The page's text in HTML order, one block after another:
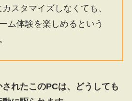
スタマイズしなくても、
ム体験を楽しめるという
れたこのPCは、どうしても